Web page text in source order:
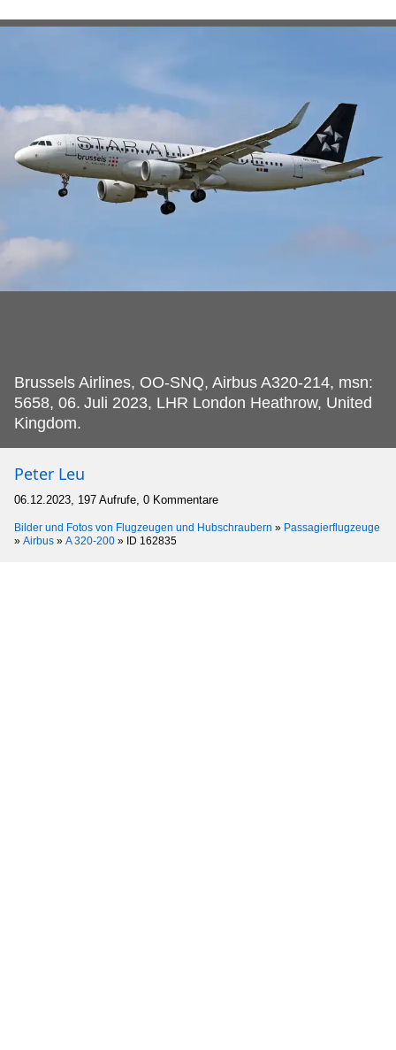
Brussels Airlines, OO-SNQ, Airbus A320-214, msn:
5658, 06. Juli 2023, LHR London Heathrow, United
Kingdom.
Peter Leu
06.12.2023, 197 Aufrufe, 0 Kommentare
Bilder und Fotos von Flugzeugen und Hubschraubern » Passagierflugzeuge
» Airbus » A 320-200 » ID 162835